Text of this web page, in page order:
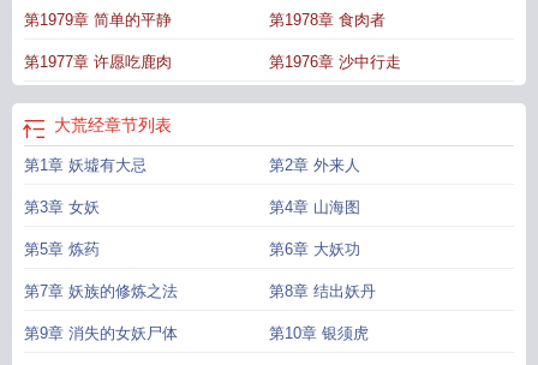
经张楚免费阅读大荒经其一在哪里找 大荒经原文全文阅读
种人不屑于用毒大荒经最新章节 大荒经中的九大神兽大荒经修为划分
分图
大荒经TXT免费大荒经夏荆山
荒经笔趣阁金牛断章大荒经女主大荒经九大神兽大荒经女主角是谁大荒经其
一大荒经内容 大荒经tXt免费全本 山海经大荒经大荒经TXT全集
费播放大荒经是什么时候写的 大荒经TXT奇书网大荒经其二在哪找
频大荒经 张楚 大荒经笔趣阁无弹窗张楚大荒经玄离
txt 大荒经山海经 大荒经之古蛇九大主宰 大荒经张楚境界划分详细
天指大荒经金牛断章笔趣阁 大荒经全本TXT80 大荒经几个女主
齐始源经
第1979章 简单的平静 第1978章 食肉者
第1977章 许愿吃鹿肉 第1976章 沙中行走
大荒经章节列表
第1章 妖墟有大忌 第2章 外来人
第3章 女妖 第4章 山海图
第5章 炼药 第6章 大妖功
第7章 妖族的修炼之法 第8章 结出妖丹
第9章 消失的女妖尸体 第10章 银须虎